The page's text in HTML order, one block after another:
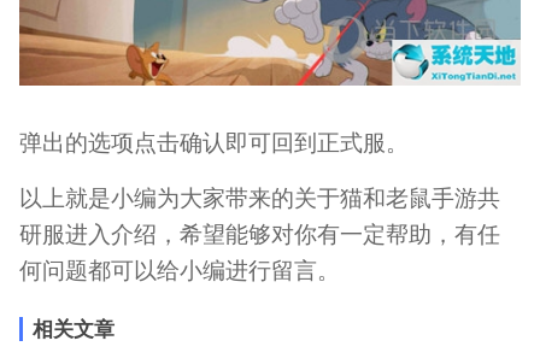
弹出的选项点击确认即可回到正式服。
以上就是小编为大家带来的关于猫和老鼠手游共
研服进入介绍，希望能够对你有一定帮助，有任
何问题都可以给小编进行留言。
相关文章